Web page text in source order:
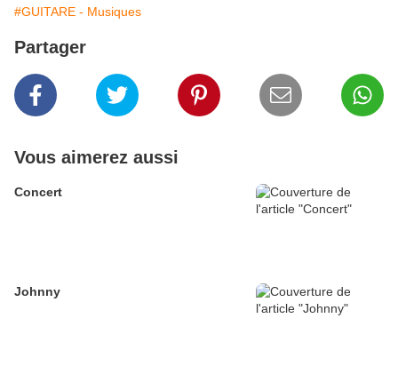
#GUITARE - Musiques
Partager
Vous aimerez aussi
Concert
Johnny